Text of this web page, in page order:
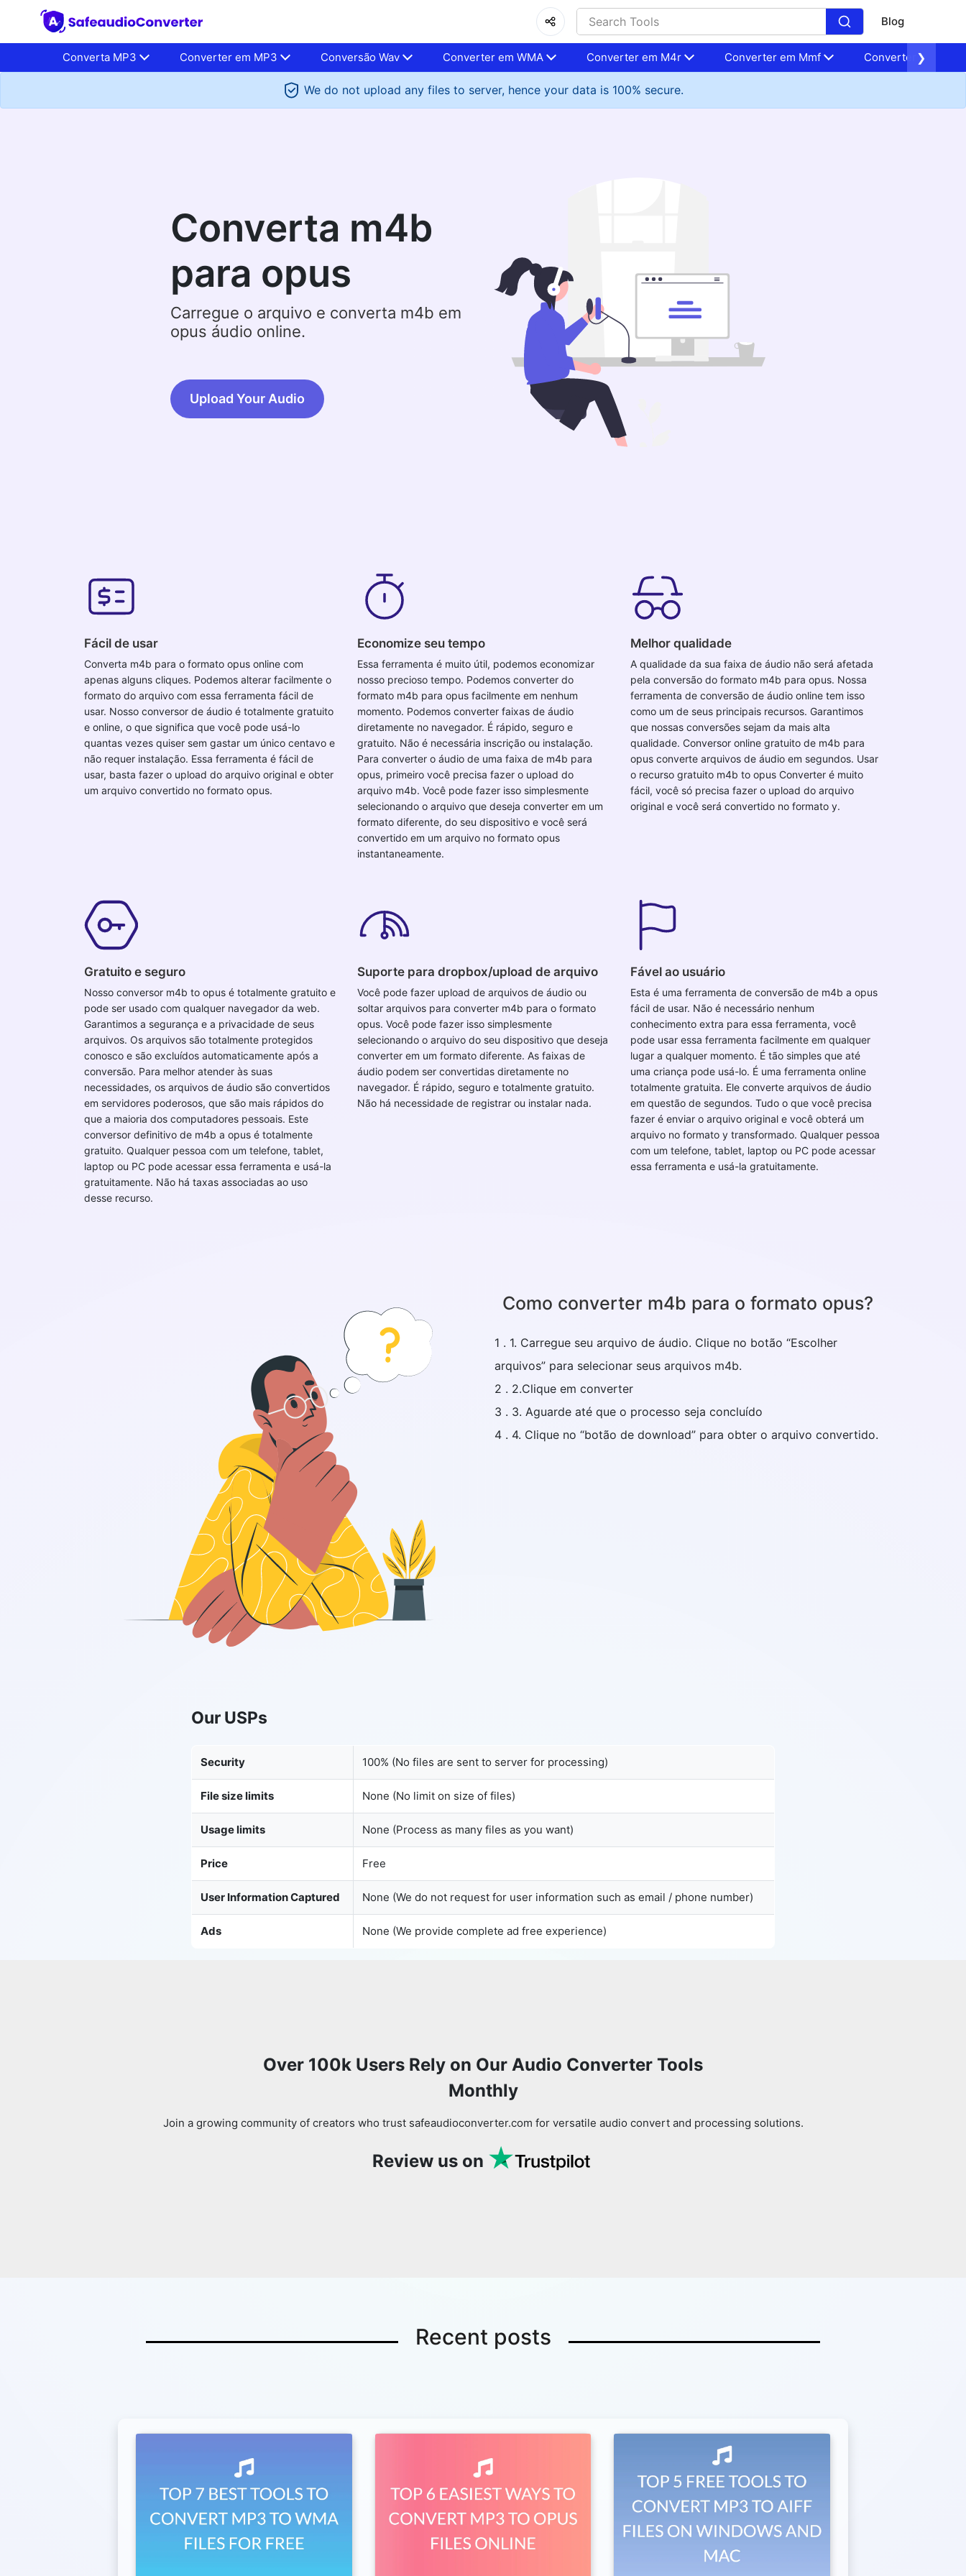
Blog
Converta MP3 Converter em MP3 Conversão Wav Converter em WMA Converter em M4r Converter em Mmf Converter em Flac
❯
We do not upload any files to server, hence your data is 100% secure.
Converta m4b
para opus
Carregue o arquivo e converta m4b em
opus áudio online.
Upload Your Audio
Fácil de usar
Converta m4b para o formato opus online com
apenas alguns cliques. Podemos alterar facilmente o
formato do arquivo com essa ferramenta fácil de
usar. Nosso conversor de áudio é totalmente gratuito
e online, o que significa que você pode usá-lo
quantas vezes quiser sem gastar um único centavo e
não requer instalação. Essa ferramenta é fácil de
usar, basta fazer o upload do arquivo original e obter
um arquivo convertido no formato opus.
Economize seu tempo
Essa ferramenta é muito útil, podemos economizar
nosso precioso tempo. Podemos converter do
formato m4b para opus facilmente em nenhum
momento. Podemos converter faixas de áudio
diretamente no navegador. É rápido, seguro e
gratuito. Não é necessária inscrição ou instalação.
Para converter o áudio de uma faixa de m4b para
opus, primeiro você precisa fazer o upload do
arquivo m4b. Você pode fazer isso simplesmente
selecionando o arquivo que deseja converter em um
formato diferente, do seu dispositivo e você será
convertido em um arquivo no formato opus
instantaneamente.
Melhor qualidade
A qualidade da sua faixa de áudio não será afetada
pela conversão do formato m4b para opus. Nossa
ferramenta de conversão de áudio online tem isso
como um de seus principais recursos. Garantimos
que nossas conversões sejam da mais alta
qualidade. Conversor online gratuito de m4b para
opus converte arquivos de áudio em segundos. Usar
o recurso gratuito m4b to opus Converter é muito
fácil, você só precisa fazer o upload do arquivo
original e você será convertido no formato y.
Gratuito e seguro
Nosso conversor m4b to opus é totalmente gratuito e
pode ser usado com qualquer navegador da web.
Garantimos a segurança e a privacidade de seus
arquivos. Os arquivos são totalmente protegidos
conosco e são excluídos automaticamente após a
conversão. Para melhor atender às suas
necessidades, os arquivos de áudio são convertidos
em servidores poderosos, que são mais rápidos do
que a maioria dos computadores pessoais. Este
conversor definitivo de m4b a opus é totalmente
gratuito. Qualquer pessoa com um telefone, tablet,
laptop ou PC pode acessar essa ferramenta e usá-la
gratuitamente. Não há taxas associadas ao uso
desse recurso.
Suporte para dropbox/upload de arquivo
Você pode fazer upload de arquivos de áudio ou
soltar arquivos para converter m4b para o formato
opus. Você pode fazer isso simplesmente
selecionando o arquivo do seu dispositivo que deseja
converter em um formato diferente. As faixas de
áudio podem ser convertidas diretamente no
navegador. É rápido, seguro e totalmente gratuito.
Não há necessidade de registrar ou instalar nada.
Fável ao usuário
Esta é uma ferramenta de conversão de m4b a opus
fácil de usar. Não é necessário nenhum
conhecimento extra para essa ferramenta, você
pode usar essa ferramenta facilmente em qualquer
lugar a qualquer momento. É tão simples que até
uma criança pode usá-lo. É uma ferramenta online
totalmente gratuita. Ele converte arquivos de áudio
em questão de segundos. Tudo o que você precisa
fazer é enviar o arquivo original e você obterá um
arquivo no formato y transformado. Qualquer pessoa
com um telefone, tablet, laptop ou PC pode acessar
essa ferramenta e usá-la gratuitamente.
Como converter m4b para o formato opus?
1 . 1. Carregue seu arquivo de áudio. Clique no botão “Escolher
arquivos” para selecionar seus arquivos m4b.
2 . 2.Clique em converter
3 . 3. Aguarde até que o processo seja concluído
4 . 4. Clique no “botão de download” para obter o arquivo convertido.
Our USPs
Security 100% (No files are sent to server for processing)
File size limits None (No limit on size of files)
Usage limits None (Process as many files as you want)
Price Free
User Information Captured None (We do not request for user information such as email / phone number)
Ads None (We provide complete ad free experience)
Over 100k Users Rely on Our Audio Converter Tools
Monthly
Join a growing community of creators who trust safeaudioconverter.com for versatile audio convert and processing solutions.
Review us on
Recent posts